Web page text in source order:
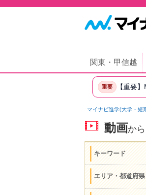
関東・甲信越
重要 【重要
マイナビ進学(大学・短
動画か
キーワード
エリア・都道府県